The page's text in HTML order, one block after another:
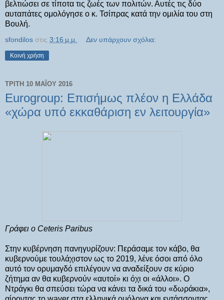
βελτιώσει σε τίποτα τις ζωές των πολιτών. Αυτές τις δύο
αυταπάτες ομολόγησε ο κ. Τσίπρας κατά την ομιλία του στη
Βουλή.
sfondilos στις 3:16 μ.μ. Δεν υπάρχουν σχόλια:
Κοινή χρήση
ΤΡΊΤΗ 10 ΜΑΪ́ΟΥ 2016
Eurogroup: Επισήμως πλέον η Ελλάδα
«χώρα υπό εκκαθάριση εν λειτουργία»
Γράφει ο Ceteris Paribus
Στην κυβέρνηση πανηγυρίζουν: Περάσαμε τον κάβο, θα
κυβερνούμε τουλάχιστον ως το 2019, λένε όσοι από όλο
αυτό τον ορυμαγδό επιλέγουν να αναδείξουν σε κύριο
ζήτημα αν θα κυβερνούν «αυτοί» κι όχι οι «άλλοι». Ο
Ντράγκι θα σπεύσει τώρα να κάνει τα δικά του «δωράκια»,